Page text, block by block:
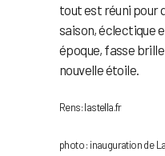
tout est réuni pour
saison, éclectique
époque, fasse
nouvelle étoile.
Rens: lastella.fr
photo : inauguration de